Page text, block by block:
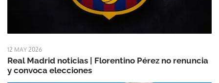
12 MAY 2026
Real Madrid noticias | Florentino Pérez no renuncia
y convoca elecciones